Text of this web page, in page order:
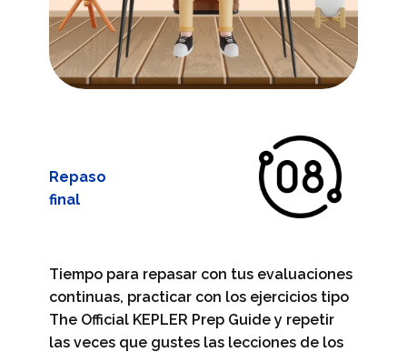
Repaso
final
Tiempo para repasar con tus evaluaciones
continuas, practicar con los ejercicios tipo
The Official KEPLER Prep Guide y repetir
las veces que gustes las lecciones de los